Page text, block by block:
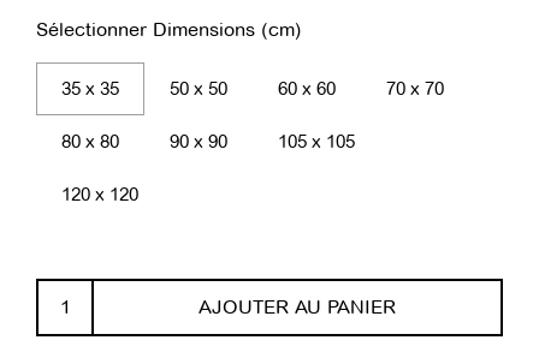
Sélectionner Dimensions (cm)
35 x 35 50 x 50 60 x 60 70 x 70
80 x 80 90 x 90 105 x 105
120 x 120
AJOUTER AU PANIER